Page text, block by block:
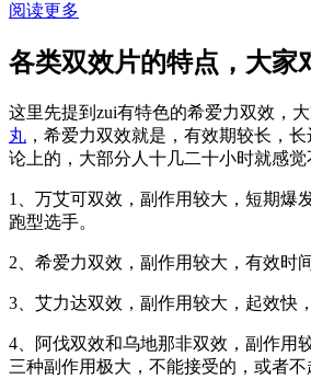
阅读更多
各类双效片的特点，大家
这里先提到zui有特色的希爱力双效，
丸 ，希爱力双效就是，有效期较长，
论上的，大部分人十几二十小时就感觉
1、万艾可双效，副作用较大，短期爆
跑型选手。
2、希爱力双效，副作用较大，有效时
3、艾力达双效，副作用较大，起效快
4、阿伐双效和乌地那非双效，副作用
三种副作用极大，不能接受的，或者